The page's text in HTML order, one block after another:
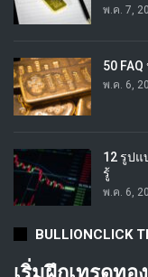
พ.ค. 7,
50
พ.ค. 6,
12 รูปแ
รู้
พ.ค. 6,
BULLIONCLICK